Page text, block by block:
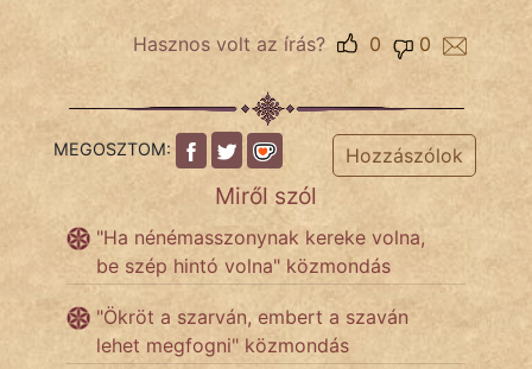
fantom
Jób Gedeon
Hasznos volt az írás? 0
0
MEGOSZTOM: Hozzászólok
Miről szól
"Ha nénémasszonynak kereke volna,
be szép hintó volna" közmondás
"Ökröt a szarván, embert a szaván
lehet megfogni" közmondás